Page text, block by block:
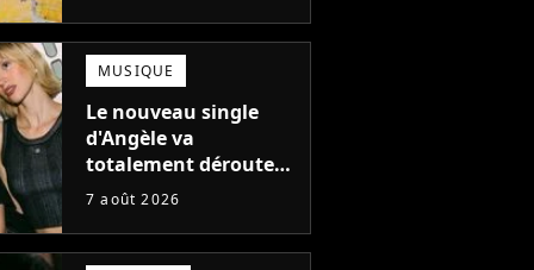
ruiner les revendeurs
MUSIQUE
Le nouveau single
d'Angèle va
totalement dérouter
le public, et c'est une
7 août 2026